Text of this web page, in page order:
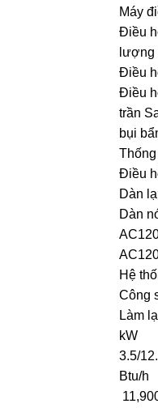
Máy
Điều
lượng
Điều
Điều
trần
bụi
Điều
Dàn
Dàn
Hệ
Công
Làm
kW
3.5/
Btu/h